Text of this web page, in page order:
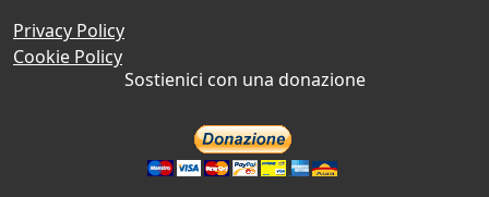
Privacy Policy
Cookie Policy
Sostienici con una donazione